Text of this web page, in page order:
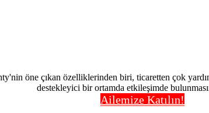
öne çıkan özelliklerinden biri, ticaretten çok
destekleyici bir ortamda etkileşimde
Ailemize Katılın!